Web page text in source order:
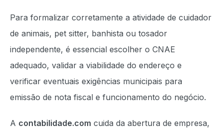
Para formalizar corretamente a atividade de cuidador
de animais, pet sitter, banhista ou tosador
independente, é essencial escolher o CNAE
adequado, validar a viabilidade do endereço e
verificar eventuais exigências municipais para
emissão de nota fiscal e funcionamento do negócio.
A contabilidade.com cuida da abertura de empresa,